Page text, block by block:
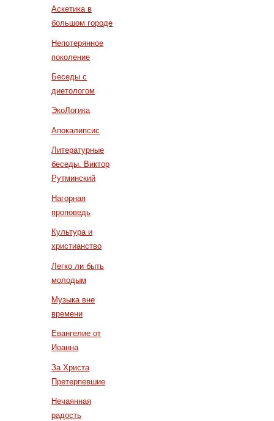
Аскетика в
большом городе
Непотерянное
поколение
Беседы с
диетологом
ЭкоЛогика
Апокалипсис
Литературные
беседы. Виктор
Рутминский
Нагорная
проповедь
Культура и
христианство
Легко ли быть
молодым
Музыка вне
времени
Евангелие от
Иоанна
За Христа
Претерпевшие
Нечаянная
радость